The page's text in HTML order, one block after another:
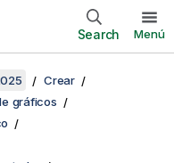
Search Menú
Crear
gráficos